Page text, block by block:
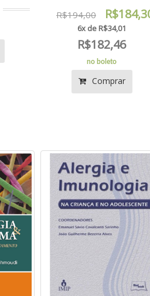
R$194,00
6x de R$34,01
R$182,46
no boleto
Comprar